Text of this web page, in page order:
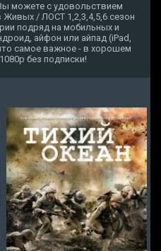
можете с удовольствием
Живых / ЛОСТ 1,2,3,4,5,6 сезон
подряд на мобильных и
айфон или айпад (iPad,
самое важное - в хорошем
без подписки!